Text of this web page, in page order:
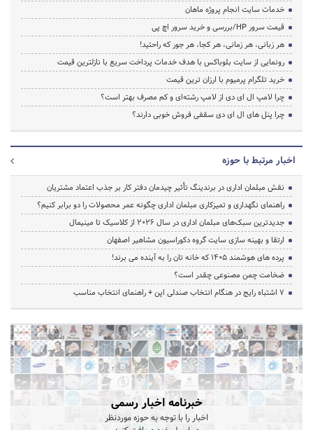
خدمات سایت انجام پروژه ماهان
قیمت سرور HP/بررسی و خرید سرور اچ پی
هر زبانی، هر زمانی، هر کجا، هر جور که راحتید!
رونمایی از سایت بلوباکس با هدف خدمات پرداخت سریع با نازلترین قیمت
خرید تلگرام پرمیوم با ارزان ترین قیمت
چرا لامپ ال ای دی از لامپ رشته‌ای و کم مصرف بهتر است؟
چرا پنل های ال ای دی سقفی فروش خوبی دارند؟
اخبار مرتبط با حوزه
نقش مبلمان اداری در برندینگ تأثیر چیدمان دفتر کار بر جذب اعتماد مشتریان
راهنمای نگهداری و تمیزکاری مبلمان اداری چگونه عمر محصولات را دو برابر کنیم؟
جدیدترین سبک‌های مبلمان اداری در سال ۲۰۲۶ از کلاسیک تا مینیمال
ارتقا و بهینه سازی سایت گروه دکوراسیون مشاهیر اصفهان
پرده‌ های هوشمند ۱۴۰۵ که خانه‌ تان را به آینده می‌ برند!
ضخامت چمن مصنوعی چقدر است؟
۷ اشتباه رایج در هنگام انتخاب صندلی اپن + راهنمای انتخاب مناسب
خبرنامه اخبار رسمی
اخبار را با توجه به حوزه موردنظر